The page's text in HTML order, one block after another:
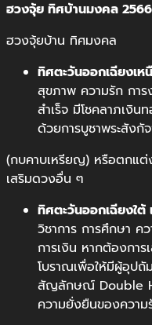
ฮวงจุ้ย ทิศบ้านมงคล 2566
ฮวงจุ้ยบ้าน ทิศมงคล
ทิศตะวันออกเฉียงเห
สุขภาพ ความรัก การ
สำเร็จ มีโชคลาภเงิน
ด้วยการบูชาพระสังกั
(กบคาบเหรียญ) หรือตกแ
เสริมดวงอื่น ๆ
ทิศตะวันออกเฉียงใต้
วิชาการ การศึกษา ค
การเงิน หากต้องกา
โบราณเพื่อให้มีผู้อุป
สัญลักษณ์ Double
ความยั่งยืนของความ